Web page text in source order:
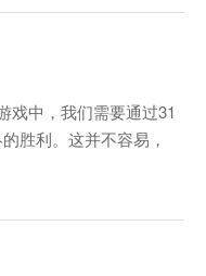
武侠人物，通过收集
战各种敌人和场景...
戏中，我们需要通过31
胜利。这并不容易，
用的攻略，帮助过这